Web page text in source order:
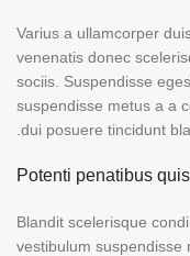
Varius a ullamcorper
venenatis donec
sociis. Suspendisse
suspendisse metus a a
dui posuere tincidunt
Potenti penatibus
Blandit scelerisque
vestibulum suspendisse